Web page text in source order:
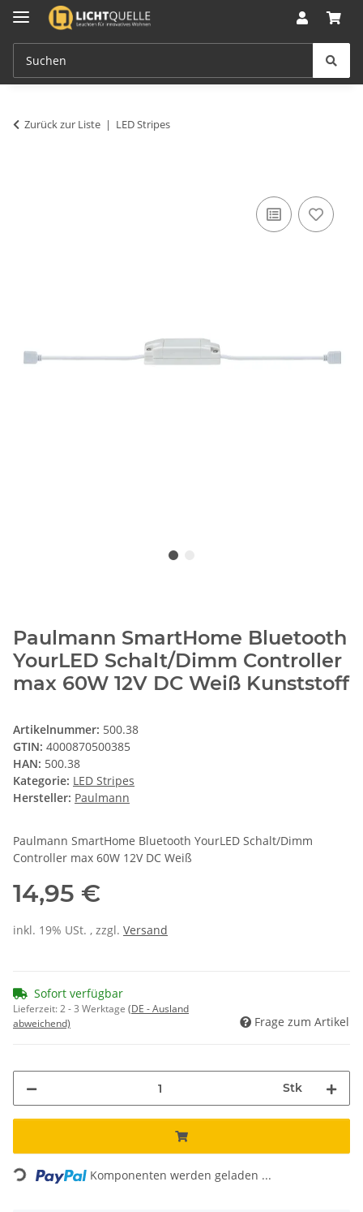
Zurück zur Liste LED Stripes
Paulmann SmartHome Bluetooth
YourLED Schalt/Dimm Controller
max 60W 12V DC Weiß Kunststoff
Artikelnummer: 500.38
GTIN: 4000870500385
HAN: 500.38
Kategorie: LED Stripes
Hersteller: Paulmann
Paulmann SmartHome Bluetooth YourLED Schalt/Dimm
Controller max 60W 12V DC Weiß
14,95 €
inkl. 19% USt. , zzgl. Versand
Sofort verfügbar
Lieferzeit:2 - 3 Werktage (DE - Ausland
abweichend)
Frage zum Artikel
Stk
Loading... Komponenten werden geladen ...